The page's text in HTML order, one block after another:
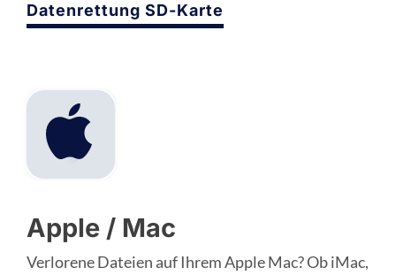
Datenrettung SD-Karte
Apple / Mac
Verlorene Dateien auf Ihrem Apple Mac? Ob iMac,